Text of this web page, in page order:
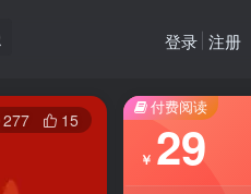
登录 注册
277 15
付费阅读
￥ 29